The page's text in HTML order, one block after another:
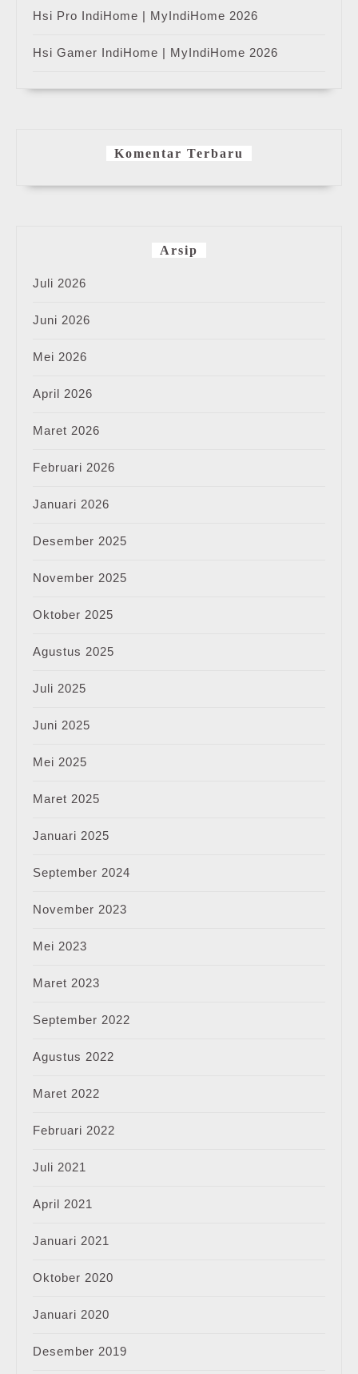
Hsi Pro IndiHome | MyIndiHome 2026
Hsi Gamer IndiHome | MyIndiHome 2026
Komentar Terbaru
Arsip
Juli 2026
Juni 2026
Mei 2026
April 2026
Maret 2026
Februari 2026
Januari 2026
Desember 2025
November 2025
Oktober 2025
Agustus 2025
Juli 2025
Juni 2025
Mei 2025
Maret 2025
Januari 2025
September 2024
November 2023
Mei 2023
Maret 2023
September 2022
Agustus 2022
Maret 2022
Februari 2022
Juli 2021
April 2021
Januari 2021
Oktober 2020
Januari 2020
Desember 2019